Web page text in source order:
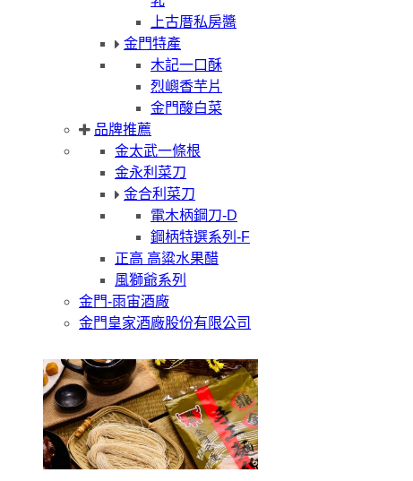
上古厝私房醬
金門特產
木記一口酥
烈嶼香芋片
金門酸白菜
品牌推薦
金太武一條根
金永利菜刀
金合利菜刀
電木柄鋼刀-D
鋼柄特選系列-F
正高 高粱水果醋
風獅爺系列
金門-雨宙酒廠
金門皇家酒廠股份有限公司